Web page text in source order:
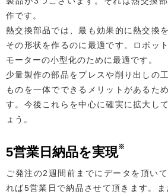
作です。
熱交換部品では、最も効果的に熱交換
その形状を作るのに最適です。ロボッ
モーターの小型化のために最適です。
少量製作の部品をプレスや削り出しの
ものを一体でできるメリットがあるた
す。今後これらを中心に確実に拡大し
ょう。
5営業日納品を実現※
ご発注の2週間前までにデータを頂い
れば5営業日で納品させて頂きます。